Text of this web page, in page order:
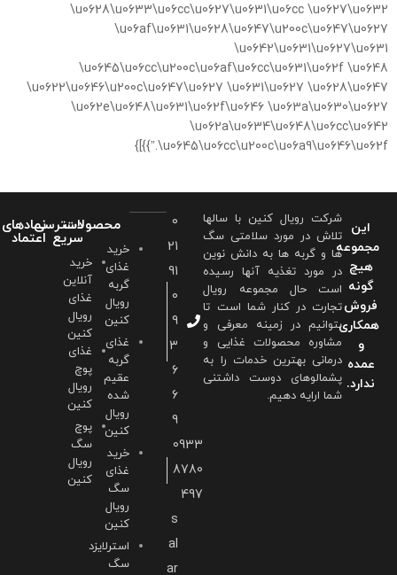
\u0628\u0633\u06cc\u0627\u0631\u06cc \u0627\u0632
\u06af\u0631\u0628\u0647\u200c\u0647\u0627
\u0642\u0631\u0627\u0631
\u0645\u06cc\u200c\u06af\u06cc\u0631\u062f \u0648
\u0622\u0646\u200c\u0647\u0627 \u0631\u0627 \u0628\u0647
\u062e\u0648\u0631\u062f\u0646 \u063a\u0630\u0627
\u062a\u0634\u0648\u06cc\u0642
\u0645\u06cc\u200c\u06a9\u0646\u062f.”}}]}
این
مجموعه
هیچ
گونه
فروش
همکاری
و
عمده
ندارد.
شرکت رویال کنین با سالها
تلاش در مورد سلامتی سگ
ها و گربه ها به دانش نوین
در مورد تغذیه آنها رسیده
است حال مجموعه رویال
تجارت در کنار شما است تا
بتوانیم در زمینه معرفی و
مشاوره محصولات غذایی و
درمانی بهترین خدمات را به
پشمالوهای دوست داشتنی
شما ارايه دهیم.
0
21
91
0
9
3
6
6
9
0933
8780
497
s
al
ar
محصولات
خرید
غذای
گربه
رویال
کنین
غذای
گربه
عقیم
شده
رویال
کنین
خرید
غذای
سگ
رویال
کنین
استرلایزد
سگ
دسترسی
سریع
خرید
آنلاین
غذای
رویال
کنین
غذای
پوچ
رویال
کنین
پوچ
سگ
رویال
کنین
نمادهای
اعتماد